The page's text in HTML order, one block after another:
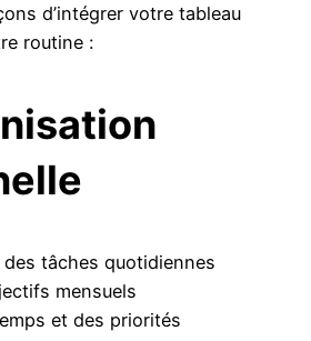
d’intégrer votre tableau
routine :
tâches quotidiennes
mensuels
et des priorités